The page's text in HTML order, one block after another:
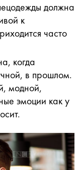
должна
к
часто
когда
в прошлом.
модной,
эмоции как у